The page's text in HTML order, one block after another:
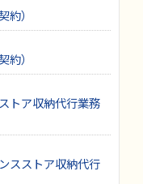
約）
約）
トア収納代行業務
スストア収納代行